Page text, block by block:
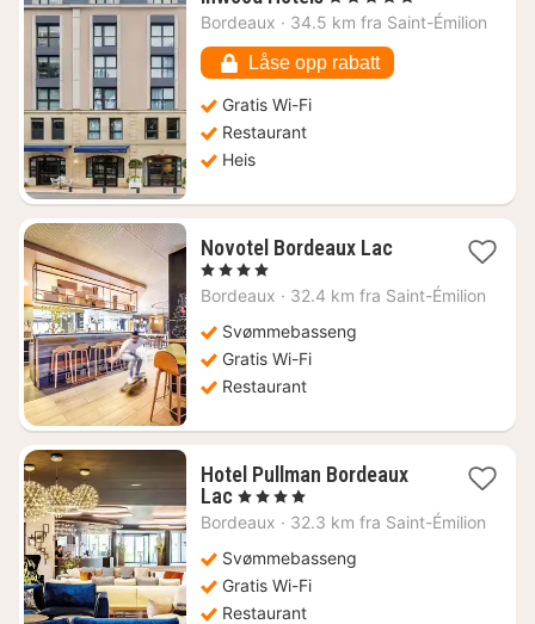
natt
1780
kr.
Bordeaux · 34.5 km fra Saint-Émilion
Låse opp rabatt
Gratis Wi-Fi
Restaurant
Heis
Novotel Bordeaux Lac1
fra
, 4 Stjerner
Bordeaux · 32.4 km fra Saint-Émilion
Svømmebasseng
Gratis Wi-Fi
Restaurant
Hotel Pullman Bordeaux
Lac1
natt
1022
kr.
, 4 Stjerner
Bordeaux · 32.3 km fra Saint-Émilion
Svømmebasseng
Gratis Wi-Fi
Restaurant